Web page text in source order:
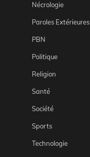
Nécrologie
Paroles Extérieures
PBN
Politique
Religion
Santé
Société
Sports
Technologie